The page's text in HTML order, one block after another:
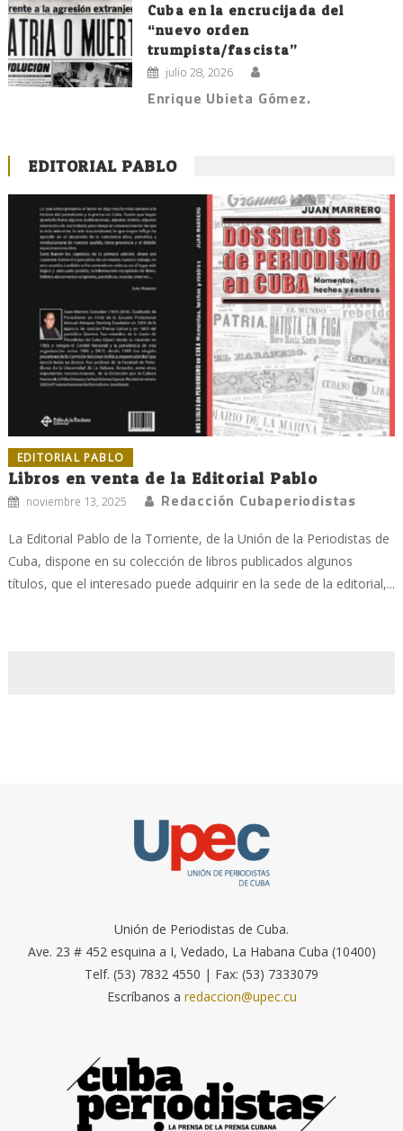
Cuba en la encrucijada del
“nuevo orden
trumpista/fascista”
julio 28, 2026
Enrique Ubieta Gómez.
EDITORIAL PABLO
EDITORIAL PABLO
Libros en venta de la Editorial Pablo
noviembre 13, 2025 Redacción Cubaperiodistas
La Editorial Pablo de la Torriente, de la Unión de la Periodistas de
Cuba, dispone en su colección de libros publicados algunos
títulos, que el interesado puede adquirir en la sede de la editorial,...
Unión de Periodistas de Cuba.
Ave. 23 # 452 esquina a I, Vedado, La Habana Cuba (10400)
Telf. (53) 7832 4550 | Fax: (53) 7333079
Escríbanos a redaccion@upec.cu